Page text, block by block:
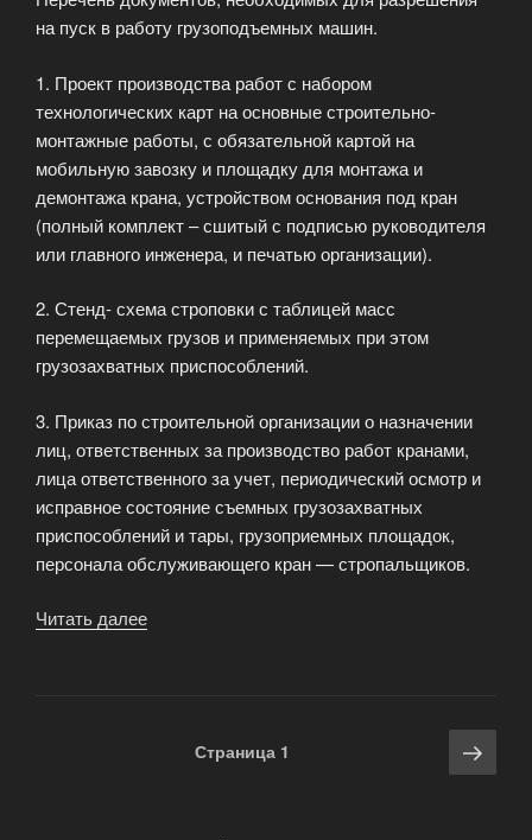
на пуск в работу грузоподъемных машин.
1. Проект производства работ с набором
технологических карт на основные строительно-
монтажные работы, с обязательной картой на
мобильную завозку и площадку для монтажа и
демонтажа крана, устройством основания под кран
(полный комплект – сшитый с подписью руководителя
или главного инженера, и печатью организации).
2. Стенд- схема строповки с таблицей масс
перемещаемых грузов и применяемых при этом
грузозахватных приспособлений.
3. Приказ по строительной организации о назначении
лиц, ответственных за производство работ кранами,
лица ответственного за учет, периодический осмотр и
исправное состояние съемных грузозахватных
приспособлений и тары, грузоприемных площадок,
персонала обслуживающего кран — стропальщиков.
Читать далее
Страница 1